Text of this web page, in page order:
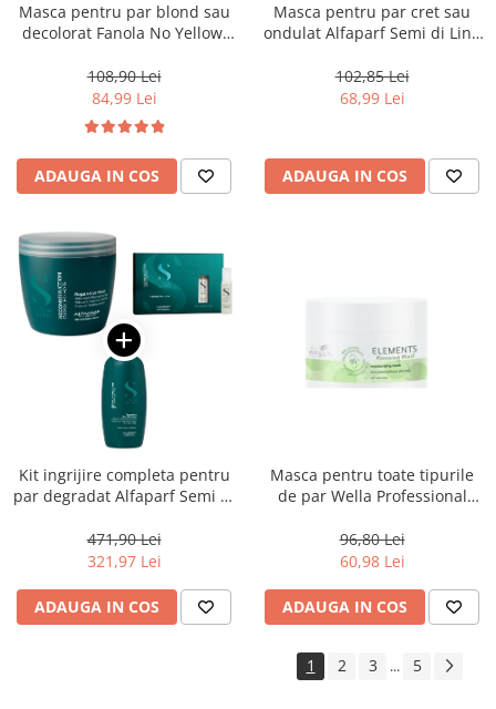
Masca pentru par blond sau
decolorat Fanola No Yellow,
108,90 Lei
84,99 Lei
ADAUGA IN COS
Masca pentru par cret sau
ondulat Alfaparf Semi di Lino
102,85 Lei
68,99 Lei
ADAUGA IN COS
Kit ingrijire completa pentru
par degradat Alfaparf Semi di
Reparative, Salon Size
471,90 Lei
321,97 Lei
ADAUGA IN COS
Masca pentru toate tipurile
de par Wella Professional
96,80 Lei
60,98 Lei
ADAUGA IN COS
1 2 3 ... 5